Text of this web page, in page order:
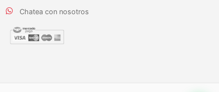
Chatea con nosotros